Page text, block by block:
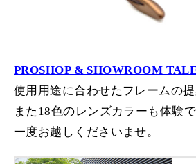
PROSHOP & SHOWROOM
使用用途に合わせたフレームの提
また18色のレンズカラーも体験
一度お越しくださいませ。